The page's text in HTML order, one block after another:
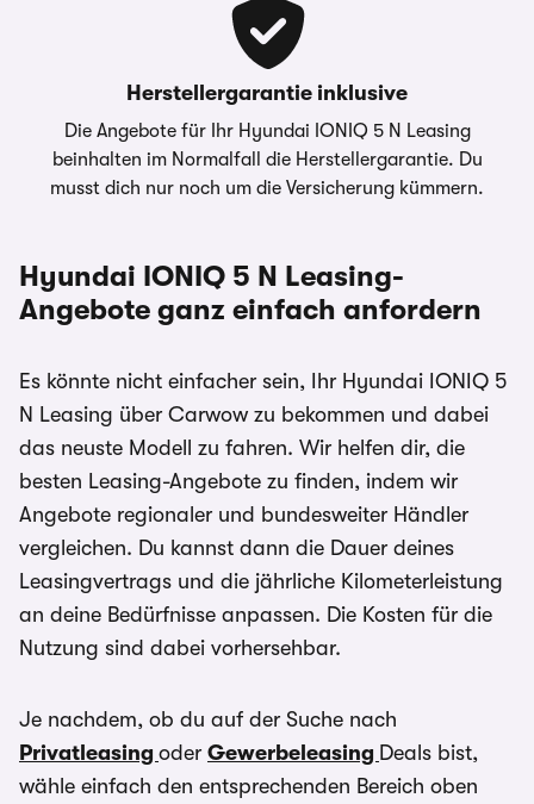
Ansprechpartner direkt.
carwow.de ist eine Vergleichsplattform und nicht
der Anbieter der Fahrzeuge. Für ein verbindliches
Händler. Für Zinssätze gilt im Allgemeinen: 2/3
aller Kund:innen erhalten den angegebenen
Effektiv- und Sollzinssatz. Bonität vorausgesetzt.
ist der Umweltbonus als Sonderzahlung
eingerechnet
Herstellergarantie inklusive
Die Angebote für Ihr Hyundai IONIQ 5 N Leasing
beinhalten im Normalfall die Herstellergarantie. Du
musst dich nur noch um die Versicherung kümmern.
Hyundai IONIQ 5 N Leasing-
Angebote ganz einfach anfordern
Es könnte nicht einfacher sein, Ihr Hyundai IONIQ 5
N Leasing über Carwow zu bekommen und dabei
das neuste Modell zu fahren. Wir helfen dir, die
besten Leasing-Angebote zu finden, indem wir
Angebote regionaler und bundesweiter Händler
vergleichen. Du kannst dann die Dauer deines
Leasingvertrags und die jährliche Kilometerleistung
an deine Bedürfnisse anpassen. Die Kosten für die
Nutzung sind dabei vorhersehbar.
Je nachdem, ob du auf der Suche nach
Privatleasing oder Gewerbeleasing Deals bist,
wähle einfach den entsprechenden Bereich oben